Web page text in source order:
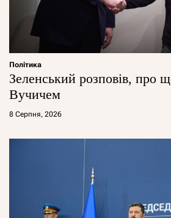
Політика
Зеленський розповів, про
Вучичем
8 Серпня, 2026